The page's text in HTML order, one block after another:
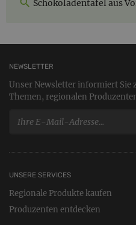
Schokoladentafel aus
NEWSLETTER
Unser Newsletter informiert Sie
Themen, regionalen
UNSERE SERVICES
Regionale Produkte kaufen
Produzenten entdecken